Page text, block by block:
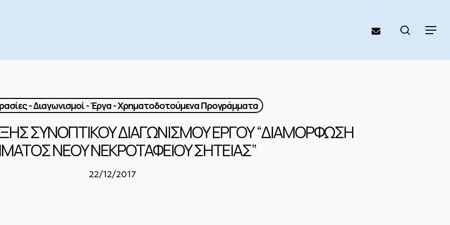
Menu
email search
- Διαγωνισμοί - Έργα - Χρηματοδοτούμενα Προγράμματα
ΣΥΝΟΠΤΙΚΟΥ ΔΙΑΓΩΝΙΣΜΟΥ ΕΡΓΟΥ “ΔΙΑΜΟΡΦΩΣΗ
ΝΕΟΥ ΝΕΚΡΟΤΑΦΕΙΟΥ ΣΗΤΕΙΑΣ”
22/12/2017